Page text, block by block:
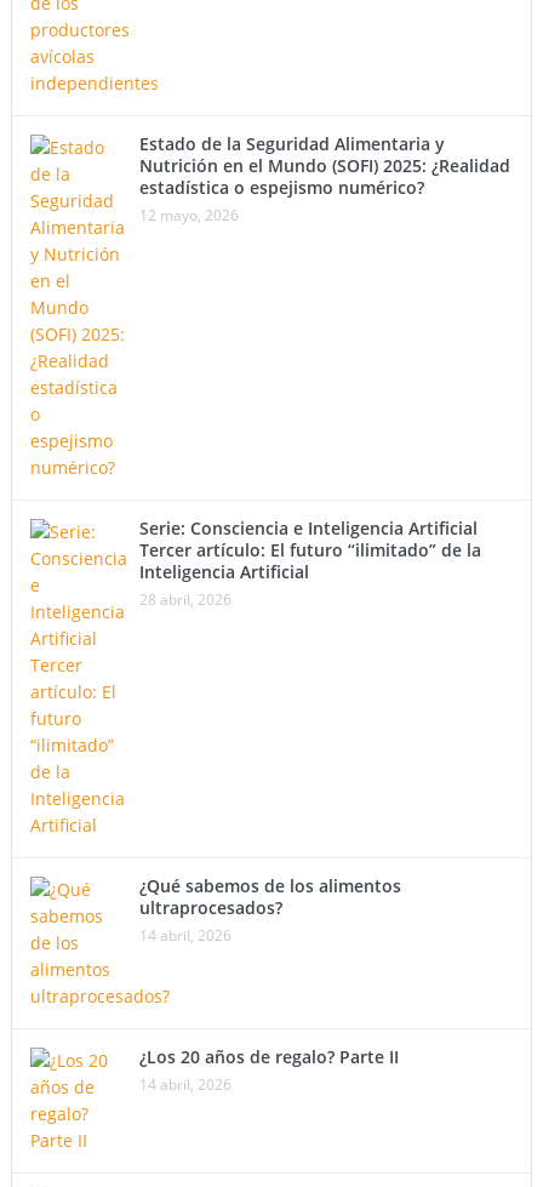
Estado de la Seguridad Alimentaria y
Nutrición en el Mundo (SOFI) 2025: ¿Realidad
estadística o espejismo numérico?
12 mayo, 2026
Serie: Consciencia e Inteligencia Artificial
Tercer artículo: El futuro “ilimitado” de la
Inteligencia Artificial
28 abril, 2026
¿Qué sabemos de los alimentos
ultraprocesados?
14 abril, 2026
¿Los 20 años de regalo? Parte II
14 abril, 2026